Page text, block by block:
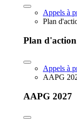
Appels à
Plan
Plan
Appels à
AAPG
AAPG 2027